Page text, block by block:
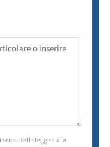
della legge sulla